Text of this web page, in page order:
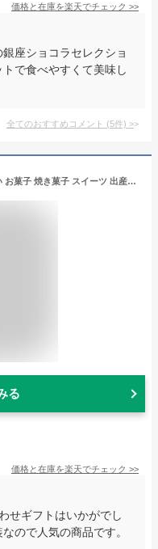
価格と在庫を楽天でチェック >>
座ショコラセレクショ
で食べやすくて美味し
全てのおすすめコメント (5件) >
＼楽天1位★連続ギフト大賞／内祝い お菓子 焼き菓子 スイーツ 出産内祝い お返し Hitotoe キュートセレクション CSA-10（包装済）/ ひととえ スティックケーキ 個包装 洋菓子 ブラウニー クッキー 詰め合わせ 結婚内祝い ギフトセット オシャレ お急ぎ便 JGS dej
る
価格と在庫を楽天でチェック >>
せギフトはいかがでし
ので人気の商品です。